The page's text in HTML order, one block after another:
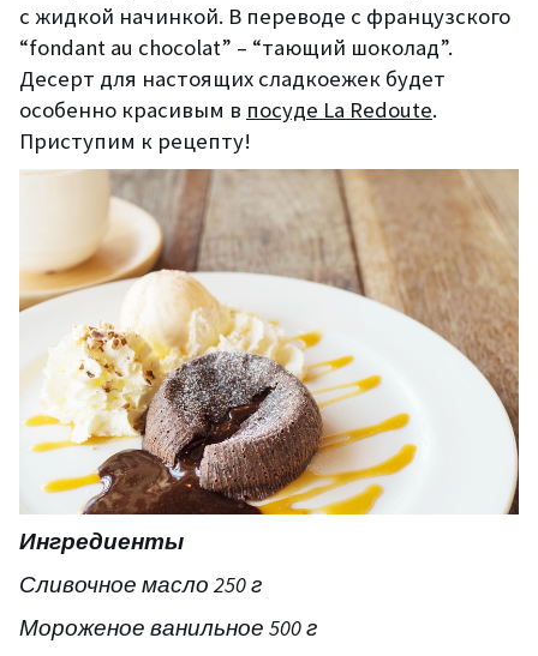
с жидкой начинкой. В переводе с французского
“fondant au chocolat” – “тающий шоколад”.
Десерт для настоящих сладкоежек будет
особенно красивым в посуде La Redoute.
Приступим к рецепту!
Ингредиенты
Сливочное масло 250 г
Мороженое ванильное 500 г